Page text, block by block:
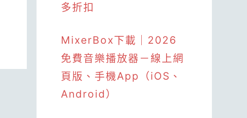
多折扣
MixerBox下載｜2026
免費音樂播放器－線上網
頁版、手機App（iOS、
Android）